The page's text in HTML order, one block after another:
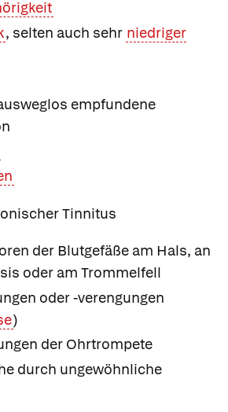
, selten auch sehr niedriger
empfundene
Tinnitus
der Blutgefäße am Hals, an
oder am Trommelfell
oder -verengungen
)
der Ohrtrompete
durch ungewöhnliche